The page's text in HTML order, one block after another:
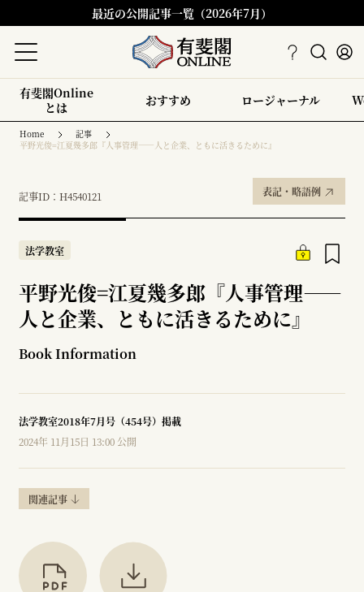
最近の公開記事一覧（2026年7月）
有斐閣Online
とは
おすすめ ロージャーナル
Home
記事
平野光俊=江夏幾多郎『人事管理――人と企業、ともに活きるために』
記事ID：H4540121 表記・略語例
法学教室
平野光俊=江夏幾多郎『人事管理――
人と企業、ともに活きるために』
Book Information
法学教室2018年7月号（454号）掲載
2024年 11月15日 13:00 公開
関連記事